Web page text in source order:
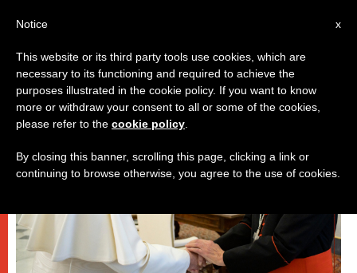
روما
x
Notice
This website or its third party tools use cookies, which are
necessary to its functioning and required to achieve the
purposes illustrated in the cookie policy. If you want to know
more or withdraw your consent to all or some of the cookies,
please refer to the cookie policy
By closing this banner, scrolling this page, clicking a link or
continuing to browse otherwise, you agree to the use of cookies.